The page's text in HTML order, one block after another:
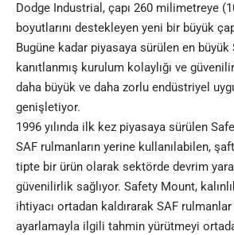
Dodge Industrial, çapı 260 milimetreye
boyutlarını destekleyen yeni bir büyük
Bugüne kadar piyasaya sürülen en
kanıtlanmış kurulum kolaylığı ve
daha büyük ve daha zorlu endüstriyel
genişletiyor.
1996 yılında ilk kez piyasaya sürülen
SAF rulmanların yerine kullanılabilen,
tipte bir ürün olarak sektörde devrim
güvenilirlik sağlıyor. Safety Mount,
ihtiyacı ortadan kaldırarak SAF
ayarlamayla ilgili tahmin yürütmeyi